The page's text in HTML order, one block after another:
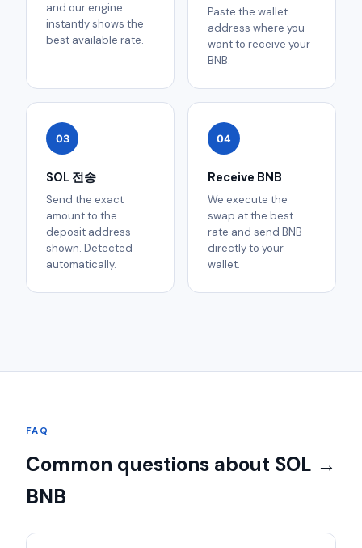
and our engine
instantly shows the
best available rate.
Paste the wallet
address where you
want to receive your
BNB.
03
SOL 전송
Send the exact
amount to the
deposit address
shown. Detected
automatically.
04
Receive BNB
We execute the
swap at the best
rate and send BNB
directly to your
wallet.
FAQ
Common questions about SOL →
BNB